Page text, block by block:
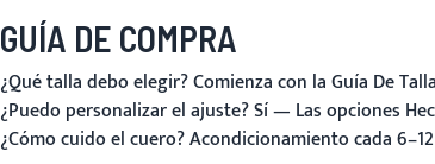
GUÍA DE COMPRA
¿Qué talla debo elegir?Comienza con laGuía De
¿Puedo personalizar el ajuste?Sí — Las opciones
¿Cómo cuido el cuero?Acondicionamiento cada